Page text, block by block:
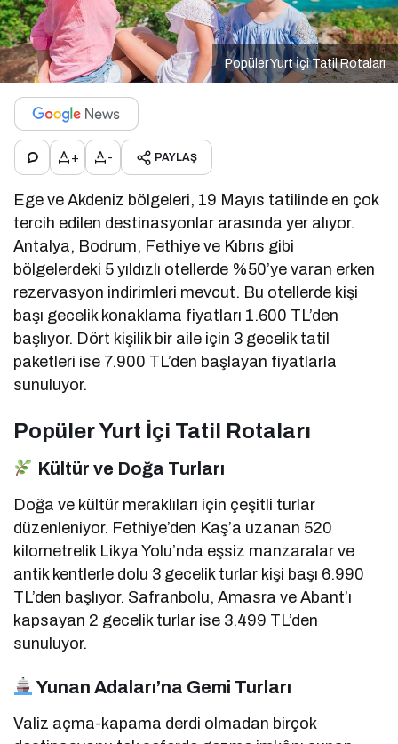
Popüler Yurt İçi Tatil Rotaları
+ - PAYLAŞ
Ege ve Akdeniz bölgeleri, 19 Mayıs tatilinde en çok
tercih edilen destinasyonlar arasında yer alıyor.
Antalya, Bodrum, Fethiye ve Kıbrıs gibi
bölgelerdeki 5 yıldızlı otellerde %50’ye varan erken
rezervasyon indirimleri mevcut. Bu otellerde kişi
başı gecelik konaklama fiyatları 1.600 TL’den
başlıyor. Dört kişilik bir aile için 3 gecelik tatil
paketleri ise 7.900 TL’den başlayan fiyatlarla
sunuluyor.
Popüler Yurt İçi Tatil Rotaları
Kültür ve Doğa Turları
Doğa ve kültür meraklıları için çeşitli turlar
düzenleniyor. Fethiye’den Kaş’a uzanan 520
kilometrelik Likya Yolu’nda eşsiz manzaralar ve
antik kentlerle dolu 3 gecelik turlar kişi başı 6.990
TL’den başlıyor. Safranbolu, Amasra ve Abant’ı
kapsayan 2 gecelik turlar ise 3.499 TL’den
sunuluyor.
Yunan Adaları’na Gemi Turları
Valiz açma-kapama derdi olmadan birçok